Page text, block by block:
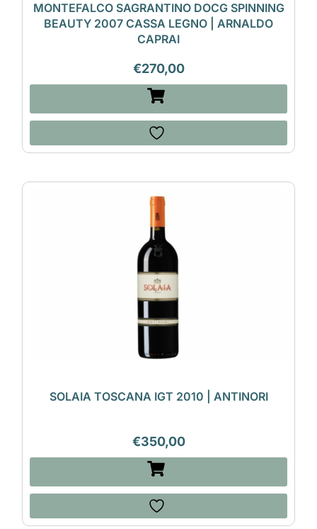
MONTEFALCO SAGRANTINO DOCG SPINNING
BEAUTY 2007 CASSA LEGNO | ARNALDO
CAPRAI
€270,00
SOLAIA TOSCANA IGT 2010 | ANTINORI
€350,00